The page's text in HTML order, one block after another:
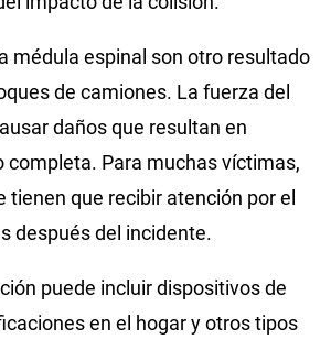
médula espinal son otro resultado
de camiones. La fuerza del
daños que resultan en
completa. Para muchas víctimas,
tienen que recibir atención por el
después del incidente.
puede incluir dispositivos de
en el hogar y otros tipos